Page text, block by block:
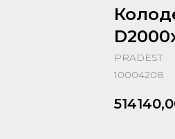
PRADEST
10004208